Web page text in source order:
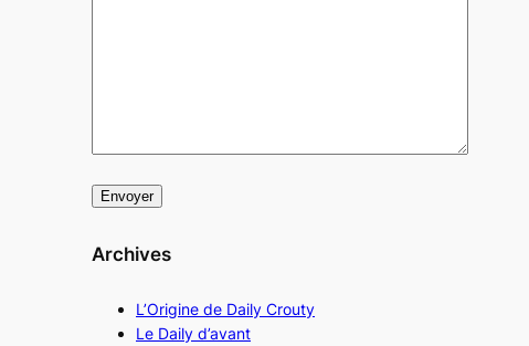
Archives
L’Origine de Daily Crouty
Le Daily d’avant